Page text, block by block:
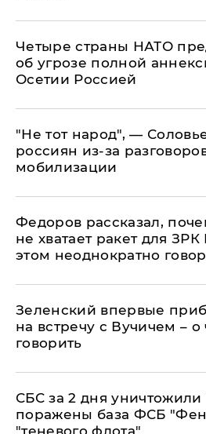
Четыре страны НАТО
об угрозе полной
Осетии Россией
​"Не тот народ", —
россиян из-за
мобилизации
Федоров рассказал,
не хватает ракет для
этом неоднократно
Зеленский впервые
на встречу с Вучичем – о
говорить
СБС за 2 дня
поражены база ФСБ
"теневого флота"